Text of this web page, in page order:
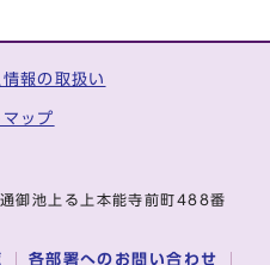
報の取扱い
ップ
池上る上本能寺前町488番
各部署へのお問い合わせ